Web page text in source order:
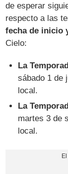
de esperar
respecto a las
fecha de inicio
Cielo:
La
sábado 1 de
local.
La
martes 3 de
local.